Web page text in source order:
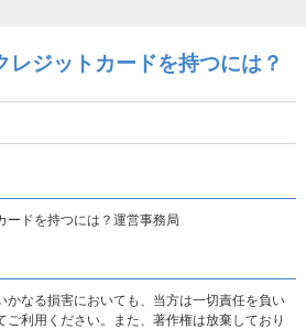
レジットカードを持つには？
ードを持つには？運営事務局
かなる損害においても、当方は一切責任を負い
ご利用ください。また、著作権は放棄しており